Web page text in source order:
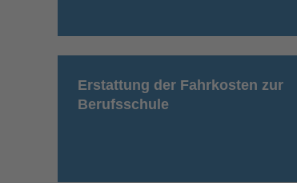
Erstattung der Fahrkosten zur
Berufsschule